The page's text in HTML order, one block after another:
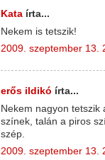
Kata írta...
Nekem is tetszik!
2009. szeptember 13.
erős ildikó írta...
Nekem nagyon tetszik
színek, talán a piros
szép.
2009. szeptember 13.